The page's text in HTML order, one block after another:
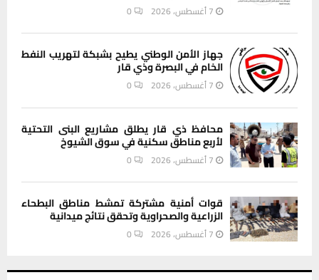
7 أغسطس، 2026 0
جهاز الأمن الوطني يطيح بشبكة لتهريب النفط
الخام في البصرة وذي قار
7 أغسطس، 2026 0
محافظ ذي قار يطلق مشاريع البنى التحتية
لأربع مناطق سكنية في سوق الشيوخ
7 أغسطس، 2026 0
قوات أمنية مشتركة تمشط مناطق البطحاء
الزراعية والصحراوية وتحقق نتائج ميدانية
7 أغسطس، 2026 0